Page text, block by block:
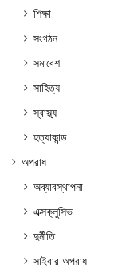
শিক্ষা
সংগঠন
সমাবেশ
সাহিত্য
স্বাস্থ্য
হত্যাকান্ড
অপরাধ
অব্যাবস্থাপনা
এক্সক্লুসিভ
দুর্নীতি
সাইবার অপরাধ